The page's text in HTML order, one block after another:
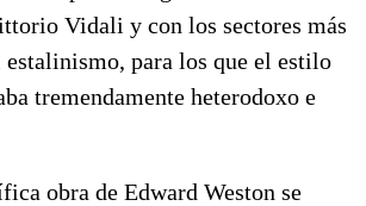
Vidali y con los sectores más
para los que el estilo
tremendamente heterodoxo e
obra de Edward Weston se